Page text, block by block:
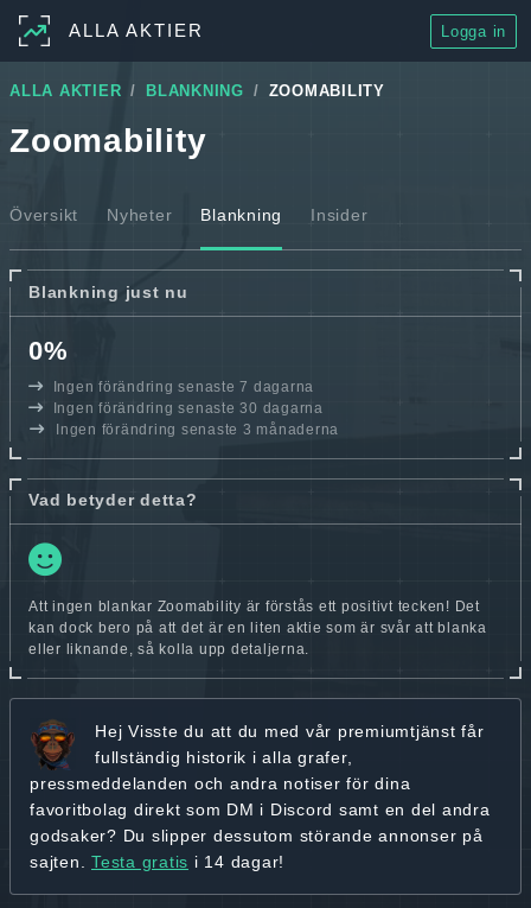
ALLA AKTIER Logga in
ALLA AKTIER BLANKNING ZOOMABILITY
Zoomability
Översikt Nyheter Blankning Insider
Blankning just nu
0%
Ingen förändring senaste 7 dagarna
Ingen förändring senaste 30 dagarna
Ingen förändring senaste 3 månaderna
Vad betyder detta?
Att ingen blankar Zoomability är förstås ett positivt tecken! Det
kan dock bero på att det är en liten aktie som är svår att blanka
eller liknande, så kolla upp detaljerna.
Hej Visste du att du med vår premiumtjänst får
fullständig historik i alla grafer,
pressmeddelanden och andra notiser för dina
favoritbolag direkt som DM i Discord samt en del andra
godsaker? Du slipper dessutom störande annonser på
sajten. Testa gratis i 14 dagar!